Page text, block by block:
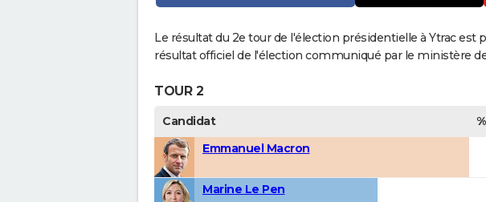
Le résultat du 2e tour de l'élection présidentielle à Ytrac est
résultat officiel de l'élection communiqué par le ministère
TOUR 2
Candidat
Emmanuel Macron
Marine Le Pen